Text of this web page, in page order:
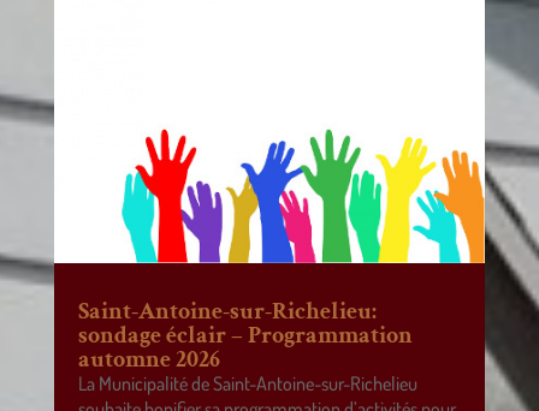
Saint-Antoine-sur-Richelieu:
sondage éclair – Programmation
automne 2026
La Municipalité de Saint-Antoine-sur-Richelieu